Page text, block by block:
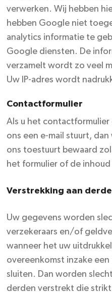
verwerken. Wij hebben
hebben Google niet
analytics informatie te
Google diensten. De
verzamelt wordt zo veel
Uw IP-adres wordt
Contactformulier
Als u het
ons een e-mail stuurt,
ons toestuurt bewaard
het formulier of de
Verstrekking aan
Uw gegevens worden
verzekeraars en/of
wanneer het uw
overeenkomst inzake
sluiten. Dan worden
derden verstrekt die